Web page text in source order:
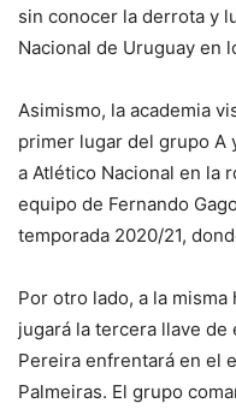
sin conocer la derrota y
Nacional de Uruguay en
Asimismo, la academia
primer lugar del grupo A
a Atlético Nacional en la
equipo de Fernando
temporada 2020/21,
Por otro lado, a la
jugará la tercera llave
Pereira enfrentará en el
Palmeiras. El grupo